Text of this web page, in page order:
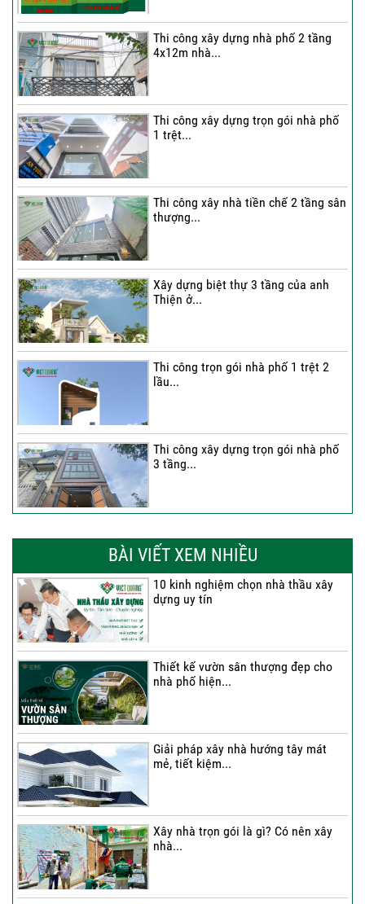
Thi công xây dựng nhà phố 2 tầng
4x12m nhà...
Thi công xây dựng trọn gói nhà phố
1 trệt...
Thi công xây nhà tiền chế 2 tầng sân
thượng...
Xây dựng biệt thự 3 tầng của anh
Thiện ở...
Thi công trọn gói nhà phố 1 trệt 2
lầu...
Thi công xây dựng trọn gói nhà phố
3 tầng...
Anh...
BÀI VIẾT XEM NHIỀU
10 kinh nghiệm chọn nhà thầu xây
dựng uy tín
Thiết kế vườn sân thượng đẹp cho
nhà phố hiện...
Giải pháp xây nhà hướng tây mát
mẻ, tiết kiệm...
Xây nhà trọn gói là gì? Có nên xây
nhà...